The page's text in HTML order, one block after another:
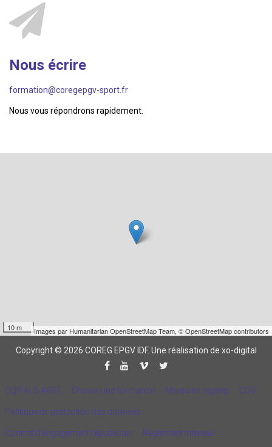
Nous écrire
formation@coregepgv-sport.fr
Nous vous répondrons rapidement.
10 m Images par Humanitarian OpenStreetMap Team, © OpenStreetMap contributors
Copyright © 2026 COREG EPGV IDF. Une réalisation de xo-digital
CQP ALS AGEE Choisir une formation Mentions légales CGV
Politique de protection des données
Contrat d'engagement républicain Règlement intérieur